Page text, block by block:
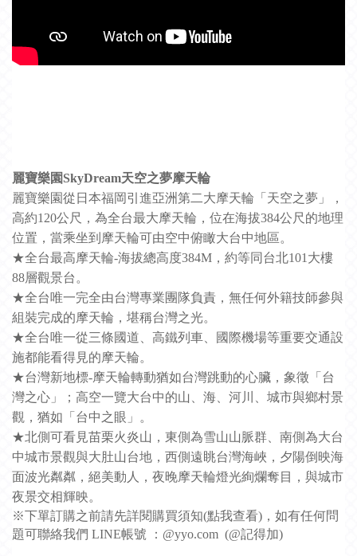
麗寶樂園SkyDream天空之夢摩天輪
麗寶樂園從日本福岡引進亞洲第二大摩天輪「天空之夢」，
高約120公尺，為全台最大摩天輪，位在海拔384公尺的地理
位置，當乘坐到摩天輪可由空中俯瞰大台中地區。
★全台最高摩天輪-海拔總高度384M，約等同台北101大樓
88層觀景台。
★全台唯一完全由台灣專業團隊負責，無任何外籍技師參與
組裝完成的摩天輪，堪稱台灣之光。
★全台唯一從三條國道、高鐵列車、國際機場等重要交通設
施都能看得見的摩天輪。
★台灣新地標-摩天輪轉動猶如台灣跳動的心臟，象徵「台
灣之心」；高空一覽大台中的山、海、河川、城市與鄉村景
觀，猶如「台中之眼」。
★北側可看見苗栗火炎山，東側為雪山山脈群、南側為大台
中城市景觀與大肚山台地，西側遠眺台灣海峽，夕陽倒映海
面波光粼粼，絕美動人，夜晚摩天輪燈光絢爛奪目，與城市
夜景交相輝映。
※下單訂購之前請先詳閱購買須知(點我查看)，如有任何問
題可聯絡我們 LINE帳號 ：@yyo.com (@記得加)